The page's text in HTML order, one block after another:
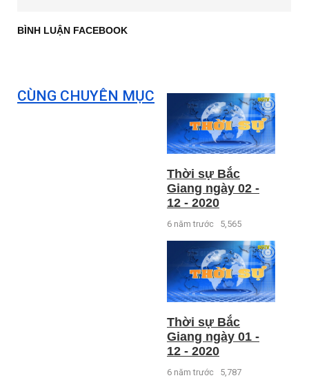
BÌNH LUẬN FACEBOOK
CÙNG CHUYÊN MỤC
Thời sự Bắc
Giang ngày 02 -
12 - 2020
6 năm trước 5,565
Thời sự Bắc
Giang ngày 01 -
12 - 2020
6 năm trước 5,787